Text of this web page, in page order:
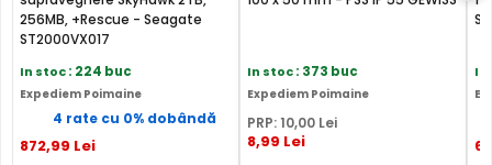
BLC (Backlight Compensation)
256MB, +Rescue - Seagate
ST2000VX017
In stoc: 224 buc
Expediem Poimaine
4 rate cu 0% dobândă
872,99 Lei
In stoc: 373 buc
Expediem Poimaine
PRP: 10,00 Lei
8,99 Lei
In